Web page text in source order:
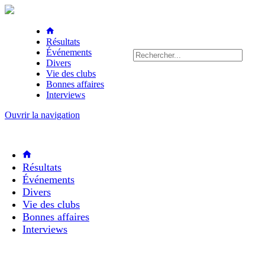
Résultats
Événements
Divers
Vie des clubs
Bonnes affaires
Interviews
Ouvrir la navigation
Résultats
Événements
Divers
Vie des clubs
Bonnes affaires
Interviews